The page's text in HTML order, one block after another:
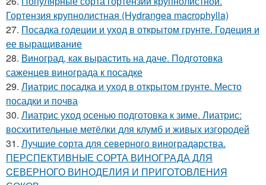
Гортензия крупнолистная (Hydrangea macrophylla)
27. Посадка годеции и уход в открытом грунте. Годеция и
ее выращивание
28. Виноград, как вырастить на даче. Подготовка
саженцев винограда к посадке
29. Лиатрис посадка и уход в открытом грунте. Место
посадки и почва
30. Лиатрис уход осенью подготовка к зиме. Лиатрис:
восхитительные метёлки для клумб и живых изгородей
31. Лучшие сорта для северного виноградарства.
ПЕРСПЕКТИВНЫЕ СОРТА ВИНОГРАДА ДЛЯ
CЕВЕРНОГО ВИНОДЕЛИЯ И ПРИГОТОВЛЕНИЯ